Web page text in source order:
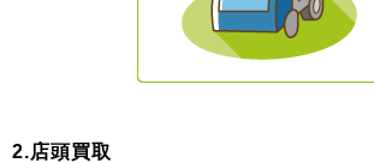
2.店頭買取